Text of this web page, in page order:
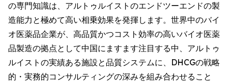
の専門知識は、アルトゥルイストのエンドツーエンドの製
造能力と極めて高い相乗効果を発揮します。世界中のバイ
オ医薬品企業が、高品質かつコスト効率の高いバイオ医薬
品製造の拠点として中国にますます注目する中、アルトゥ
ルイストの実績ある施設と品質システムに、DHCGの戦略
的・実務的コンサルティングの深みを組み合わせること